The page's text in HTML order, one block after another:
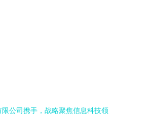
公司携手，战略聚焦信息科技领